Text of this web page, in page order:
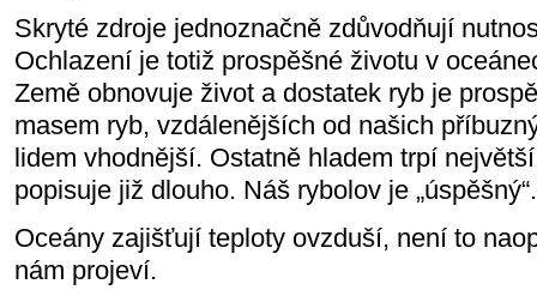
Skryté zdroje jednoznačně zdůvodňují
Ochlazení je totiž prospěšné životu v
Země obnovuje život a dostatek ryb je
masem ryb, vzdálenějších od našich
lidem vhodnější. Ostatně hladem trpí
popisuje již dlouho. Náš rybolov je „úspěšný“.
Oceány zajišťují teploty ovzduší, není to
nám projeví.